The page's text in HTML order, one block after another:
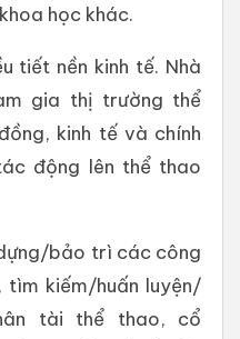
học khác.
tiết nền kinh tế. Nhà
gia thị trường thể
kinh tế và chính
động lên thể thao
bảo trì các công
kiếm/huấn luyện/
tài thể thao, cổ